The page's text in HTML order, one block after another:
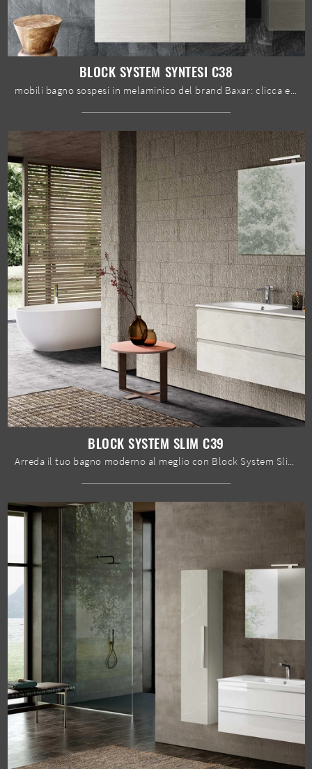
BLOCK SYSTEM SYNTESI C38
BLOCK SYSTEM SLIM C39
Arreda il tuo bagno moderno al meglio con Block System Slim C39, mobili bagno sospesi e oggetti in melaminico di Baxar.